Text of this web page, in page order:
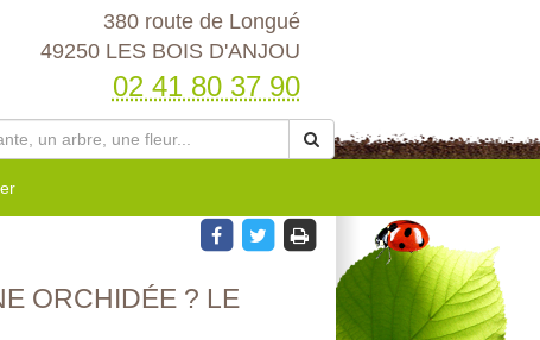
380 route de Longué
49250 LES BOIS D'ANJOU
02 41 80 37 90
ORCHIDÉE ? LE